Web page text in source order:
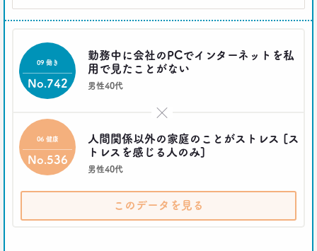
2021.03.11
「お金持ちへの憧れ」は徐々に減る？
若者はなりたい自分を投影
–日経クロストレンド 連載⑦–
近藤 裕香
2021.03.11
世代間ギャップを学べる魔法の質問
–日経クロストレンド 連載⑥–
勤務中に会社のPCでインターネットを私
用で見たことがない
男性40代
09 働き
No.742
人間関係以外の家庭のことがストレス [ス
トレスを感じる人のみ]
男性40代
06 健康
No.536
このデータを見る